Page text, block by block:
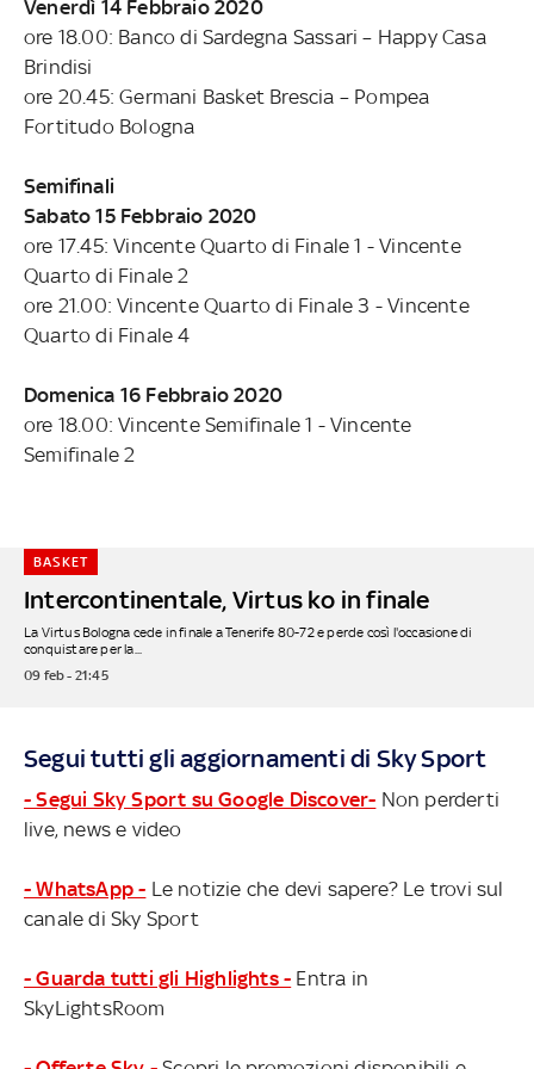
Venerdì 14 Febbraio 2020
ore 18.00: Banco di Sardegna Sassari – Happy Casa
Brindisi
ore 20.45: Germani Basket Brescia – Pompea
Fortitudo Bologna
Semifinali
Sabato 15 Febbraio 2020
ore 17.45: Vincente Quarto di Finale 1 - Vincente
Quarto di Finale 2
ore 21.00: Vincente Quarto di Finale 3 - Vincente
Quarto di Finale 4
Domenica 16 Febbraio 2020
ore 18.00: Vincente Semifinale 1 - Vincente
Semifinale 2
Intercontinentale, Virtus ko in finale
BASKET
La Virtus Bologna cede in finale a Tenerife 80-72 e perde così l'occasione di
conquistare per la...
09 feb - 21:45
Segui tutti gli aggiornamenti di Sky Sport
- Segui Sky Sport su Google Discover- Non perderti
live, news e video
- WhatsApp - Le notizie che devi sapere? Le trovi sul
canale di Sky Sport
- Guarda tutti gli Highlights - Entra in
SkyLightsRoom